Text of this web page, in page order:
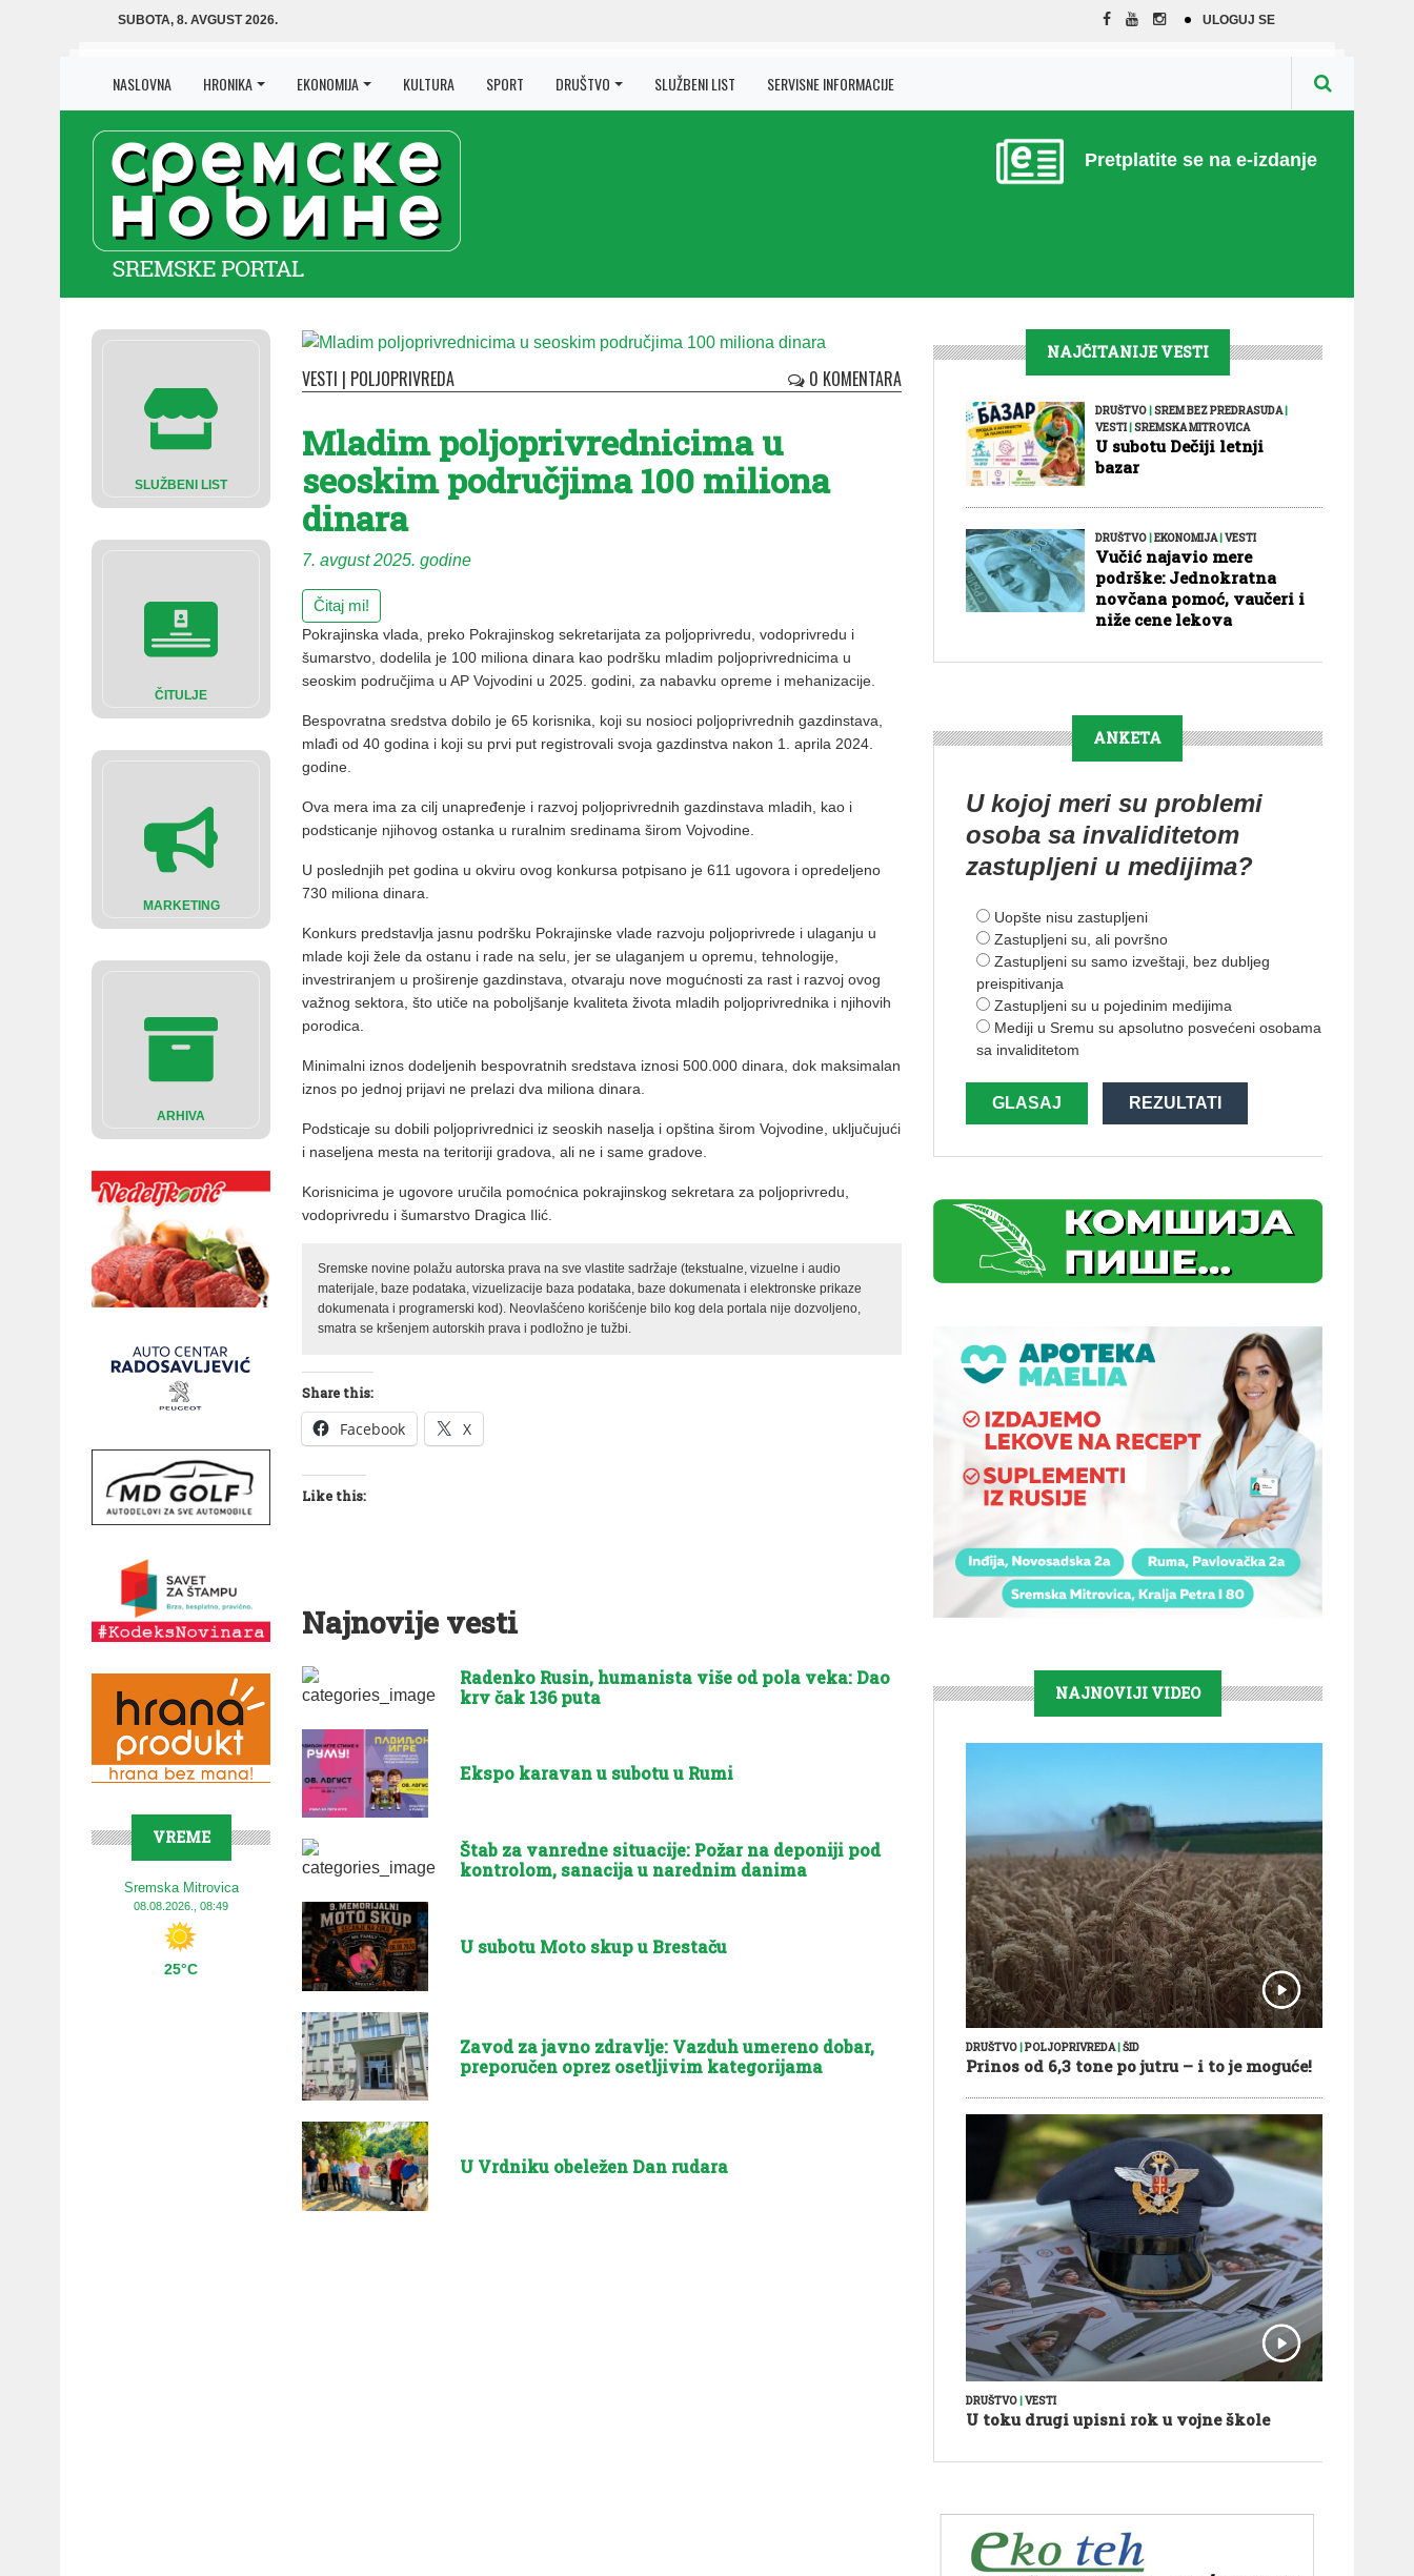
SUBOTA, 8. AVGUST 2026. ULOGUJ SE
NASLOVNA HRONIKA EKONOMIJA KULTURA SPORT DRUŠTVO SLUŽBENI LIST SERVISNE INFORMACIJE
Pretplatite se na e-izdanje
SLUŽBENI LIST
ČITULJE
MARKETING
ARHIVA
VREME
Sremska Mitrovica
08.08.2026., 08:49
25°C
VESTI | POLJOPRIVREDA 0 KOMENTARA
Mladim poljoprivrednicima u
seoskim područjima 100 miliona
dinara
7. avgust 2025. godine
Čitaj mi!
Pokrajinska vlada, preko Pokrajinskog sekretarijata za poljoprivredu, vodoprivredu i
šumarstvo, dodelila je 100 miliona dinara kao podršku mladim poljoprivrednicima u
seoskim područjima u AP Vojvodini u 2025. godini, za nabavku opreme i mehanizacije.
Bespovratna sredstva dobilo je 65 korisnika, koji su nosioci poljoprivrednih gazdinstava,
mlađi od 40 godina i koji su prvi put registrovali svoja gazdinstva nakon 1. aprila 2024.
godine.
Ova mera ima za cilj unapređenje i razvoj poljoprivrednih gazdinstava mladih, kao i
podsticanje njihovog ostanka u ruralnim sredinama širom Vojvodine.
U poslednjih pet godina u okviru ovog konkursa potpisano je 611 ugovora i opredeljeno
730 miliona dinara.
Konkurs predstavlja jasnu podršku Pokrajinske vlade razvoju poljoprivrede i ulaganju u
mlade koji žele da ostanu i rade na selu, jer se ulaganjem u opremu, tehnologije,
investriranjem u proširenje gazdinstava, otvaraju nove mogućnosti za rast i razvoj ovog
važnog sektora, što utiče na poboljšanje kvaliteta života mladih poljoprivrednika i njihovih
porodica.
Minimalni iznos dodeljenih bespovratnih sredstava iznosi 500.000 dinara, dok maksimalan
iznos po jednoj prijavi ne prelazi dva miliona dinara.
Podsticaje su dobili poljoprivrednici iz seoskih naselja i opština širom Vojvodine, uključujući
i naseljena mesta na teritoriji gradova, ali ne i same gradove.
Korisnicima je ugovore uručila pomoćnica pokrajinskog sekretara za poljoprivredu,
vodoprivredu i šumarstvo Dragica Ilić.
Sremske novine polažu autorska prava na sve vlastite sadržaje (tekstualne, vizuelne i audio
materijale, baze podataka, vizuelizacije baza podataka, baze dokumenata i elektronske prikaze
dokumenata i programerski kod). Neovlašćeno korišćenje bilo kog dela portala nije dozvoljeno,
smatra se kršenjem autorskih prava i podložno je tužbi.
Share this:
Facebook X
Like this:
Najnovije vesti
Radenko Rusin, humanista više od pola veka: Dao
krv čak 136 puta
Ekspo karavan u subotu u Rumi
Štab za vanredne situacije: Požar na deponiji pod
kontrolom, sanacija u narednim danima
U subotu Moto skup u Brestaču
Zavod za javno zdravlje: Vazduh umereno dobar,
preporučen oprez osetljivim kategorijama
U Vrdniku obeležen Dan rudara
NAJČITANIJE VESTI
DRUŠTVO|SREM BEZ PREDRASUDA|
VESTI|SREMSKA MITROVICA
U subotu Dečiji letnji
bazar
DRUŠTVO|EKONOMIJA|VESTI
Vučić najavio mere
podrške: Jednokratna
novčana pomoć, vaučeri i
niže cene lekova
ANKETA
U kojoj meri su problemi
osoba sa invaliditetom
zastupljeni u medijima?
Uopšte nisu zastupljeni
Zastupljeni su, ali površno
Zastupljeni su samo izveštaji, bez dubljeg
preispitivanja
Zastupljeni su u pojedinim medijima
Mediji u Sremu su apsolutno posvećeni osobama
sa invaliditetom
GLASAJ REZULTATI
NAJNOVIJI VIDEO
DRUŠTVO|POLJOPRIVREDA|ŠID
Prinos od 6,3 tone po jutru – i to je moguće!
DRUŠTVO VESTI
U toku drugi upisni rok u vojne škole